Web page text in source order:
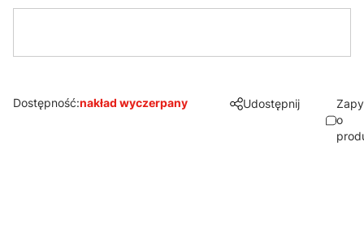
Dostępność:nakład wyczerpany Udostępnij
o